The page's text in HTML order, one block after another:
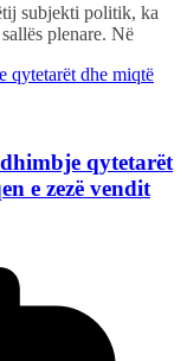
subjekti politik, ka
plenare. Në
qytetarët
e zezë vendit